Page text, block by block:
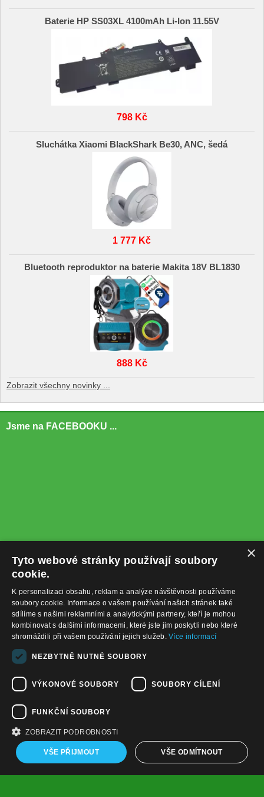
Baterie HP SS03XL 4100mAh Li-Ion 11.55V
798 Kč
Sluchátka Xiaomi BlackShark Be30, ANC, šedá
1 777 Kč
Bluetooth reproduktor na baterie Makita 18V BL1830
888 Kč
Zobrazit všechny novinky ...
Jsme na FACEBOOKU ...
+420732122225
obchod@baterie-nabijecka.cz
Navigace
Úvodní strana
Nákupní košík
Kontaktní informace
Odstoupení od smlouvy
×
Tyto webové stránky používají soubory
cookie.
K personalizaci obsahu, reklam a analýze návštěvnosti používáme
soubory cookie. Informace o vašem používání našich stránek také
sdílíme s našimi reklamními a analytickými partnery, kteří je mohou
kombinovat s dalšími informacemi, které jste jim poskytli nebo které
shromáždili při vašem používání jejich služeb.Více informací
NEZBYTNĚ NUTNÉ SOUBORY
VÝKONOVÉ SOUBORY SOUBORY CÍLENÍ
FUNKČNÍ SOUBORY
ZOBRAZIT PODROBNOSTI
VŠE PŘIJMOUT VŠE ODMÍTNOUT